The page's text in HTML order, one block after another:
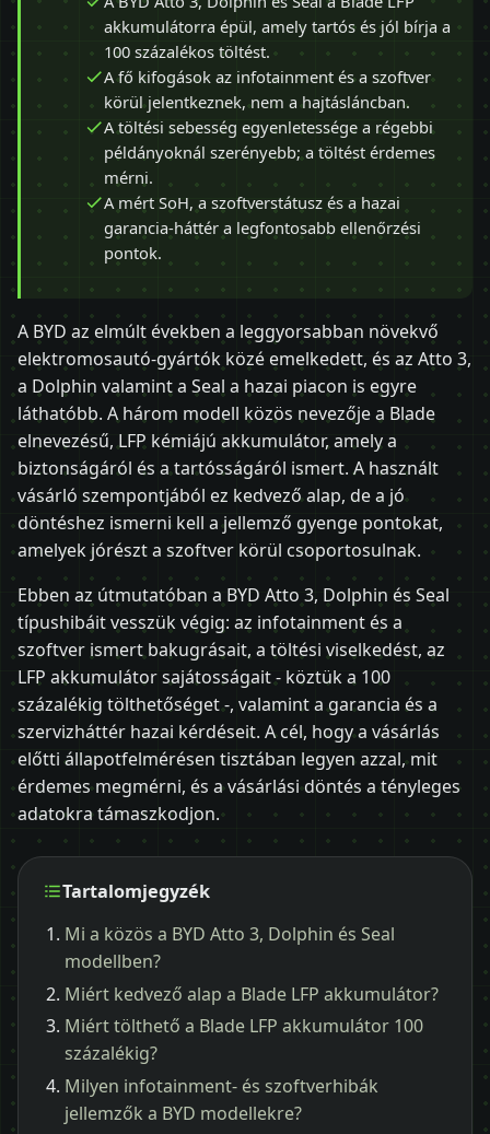
akkumulátorra épül, amely tartós és jól bírja a
100 százalékos töltést.
A fő kifogások az infotainment és a szoftver
körül jelentkeznek, nem a hajtásláncban.
A töltési sebesség egyenletessége a régebbi
példányoknál szerényebb; a töltést érdemes
mérni.
A mért SoH, a szoftverstátusz és a hazai
garancia-háttér a legfontosabb ellenőrzési
pontok.
A BYD az elmúlt években a leggyorsabban növekvő
elektromosautó-gyártók közé emelkedett, és az Atto 3,
a Dolphin valamint a Seal a hazai piacon is egyre
láthatóbb. A három modell közös nevezője a Blade
elnevezésű, LFP kémiájú akkumulátor, amely a
biztonságáról és a tartósságáról ismert. A használt
vásárló szempontjából ez kedvező alap, de a jó
döntéshez ismerni kell a jellemző gyenge pontokat,
amelyek jórészt a szoftver körül csoportosulnak.
Ebben az útmutatóban a BYD Atto 3, Dolphin és Seal
típushibáit vesszük végig: az infotainment és a
szoftver ismert bakugrásait, a töltési viselkedést, az
LFP akkumulátor sajátosságait - köztük a 100
százalékig tölthetőséget -, valamint a garancia és a
szervizháttér hazai kérdéseit. A cél, hogy a vásárlás
előtti állapotfelmérésen tisztában legyen azzal, mit
érdemes megmérni, és a vásárlási döntés a tényleges
adatokra támaszkodjon.
Tartalomjegyzék
Mi a közös a BYD Atto 3, Dolphin és Seal
modellben?
Miért kedvező alap a Blade LFP akkumulátor?
Miért tölthető a Blade LFP akkumulátor 100
százalékig?
Milyen infotainment- és szoftverhibák
jellemzők a BYD modellekre?